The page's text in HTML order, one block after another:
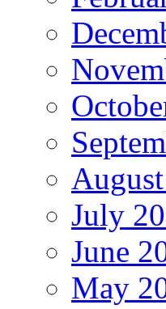
July
June
May